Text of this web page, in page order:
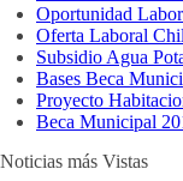
Oportunidad
Oferta Laboral
Subsidio Agua
Bases Beca
Proyecto
Beca Municipal
Noticias más Vistas